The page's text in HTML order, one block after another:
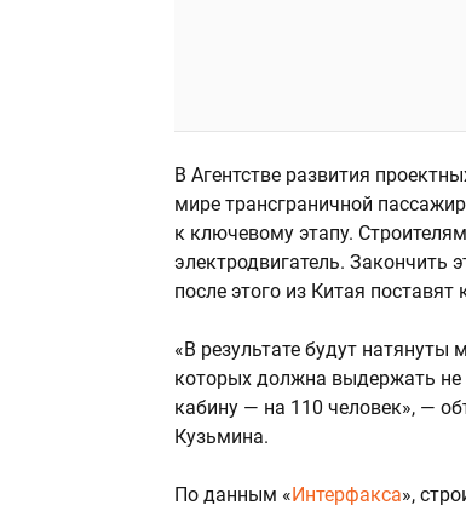
В Агентстве развития
мире трансграничной
к ключевому этапу.
электродвигатель. Закончить
после этого из Китая
«В результате будут
которых должна выдержать
кабину — на 110 человек», —
Кузьмина.
По данным «Интерфакса»,